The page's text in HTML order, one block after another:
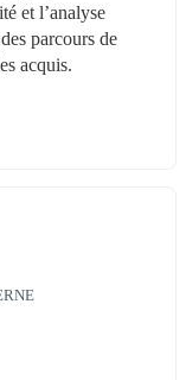
et l’analyse
parcours de
acquis.